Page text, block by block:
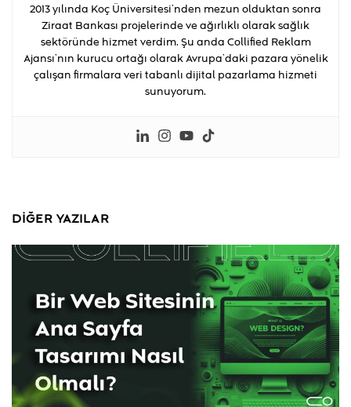
2013 yılında Koç Üniversitesi’nden mezun olduktan sonra
Ziraat Bankası projelerinde ve ağırlıklı olarak sağlık
sektöründe hizmet verdim. Şu anda Collified Reklam
Ajansı’nın kurucu ortağı olarak Avrupa’daki pazara yönelik
çalışan firmalara veri tabanlı dijital pazarlama hizmeti
sunuyorum.
DIĞER YAZILAR